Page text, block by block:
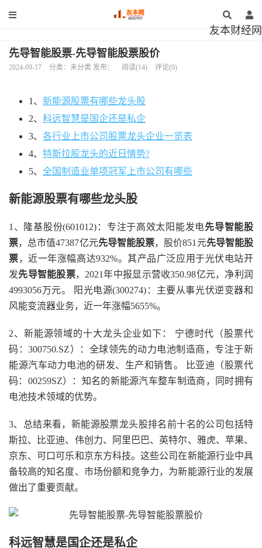
友本财经网
先导智能股票-先导智能股票股价
2024-09-17 分类：未分类 发布： 阅读(14) 评论(0)
1、 新能源股票有哪些龙头股
2、 科远智慧是国企还是私企
3、 各行业上市公司股票龙头企业一览表
4、 特斯拉股龙头的近日情势?
5、 全国制造业单项冠军上市公司有哪些
新能源股票有哪些龙头股
1、隆基股份(601012)：专注于高效太阳能发电先导智能股
票，总市值47387亿元先导智能股票，股价851元先导智能股
票，近一年涨幅高达932%。其产品广泛应用于光伏电站开
发先导智能股票，2021年中报显示营收350.98亿元，净利润
4993056万元。 阳光电源(300274)：主要从事光伏逆变器和
风能变流器业务，近一年涨幅5655%。
2、新能源领域的十大龙头企业如下： 宁德时代（股票代
码：300750.SZ）：全球领先的动力电池制造商，专注于新
能源汽车动力电池的研发、生产和销售。 比亚迪（股票代
码：00259SZ）：知名的新能源汽车整车制造商，同时拥有
电池技术领域的优势。
3、总结来看，新能源股票龙头股排名前十名的公司包括特
斯拉、比亚迪、伟创力、阿里巴巴、英特尔、雅虎、苹果、
京东、可口可乐和京东方科技。这些公司在新能源行业中具
备较高的知名度、市场份额和竞争力，为新能源行业的发展
做出了重要贡献。
科远智慧是国企还是私企